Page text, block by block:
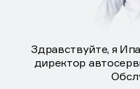
Здравствуйте, я
директор